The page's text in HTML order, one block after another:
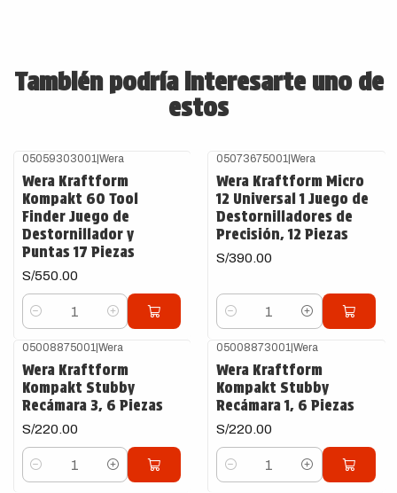
También podría interesarte uno de
estos
05059303001 |Wera
Wera Kraftform
Kompakt 60 Tool
Finder Juego de
Destornillador y
Puntas 17 Piezas
S/550.00
Cantidad
05073675001 |Wera
Wera Kraftform Micro
12 Universal 1 Juego de
Destornilladores de
Precisión, 12 Piezas
S/390.00
Cantidad
05008875001 |Wera
Wera Kraftform
Kompakt Stubby
Recámara 3, 6 Piezas
S/220.00
Cantidad
05008873001 |Wera
Wera Kraftform
Kompakt Stubby
Recámara 1, 6 Piezas
S/220.00
Cantidad